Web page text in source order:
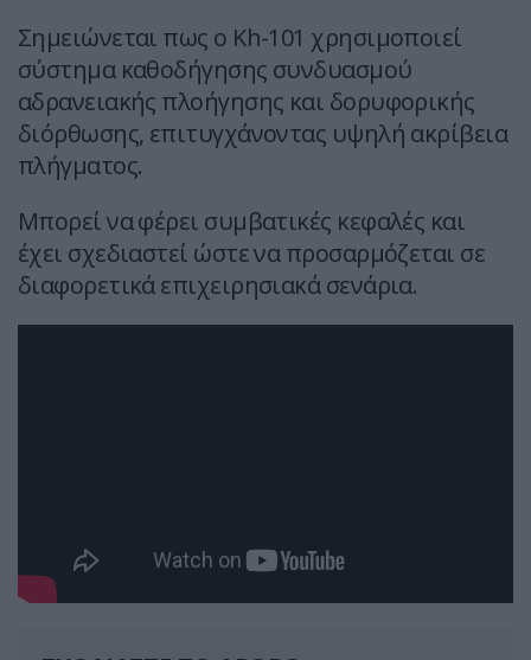
Σημειώνεται πως ο Kh-101 χρησιμοποιεί
σύστημα καθοδήγησης συνδυασμού
αδρανειακής πλοήγησης και δορυφορικής
διόρθωσης, επιτυγχάνοντας υψηλή ακρίβεια
πλήγματος.
Μπορεί να φέρει συμβατικές κεφαλές και
έχει σχεδιαστεί ώστε να προσαρμόζεται σε
διαφορετικά επιχειρησιακά σενάρια.